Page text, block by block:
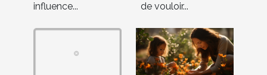
influence...
de vouloir...